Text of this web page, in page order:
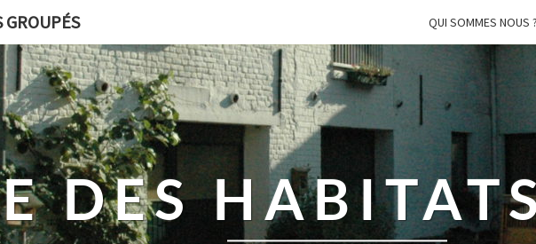
GROUPÉS QUI SOMMES NOUS ?
DES